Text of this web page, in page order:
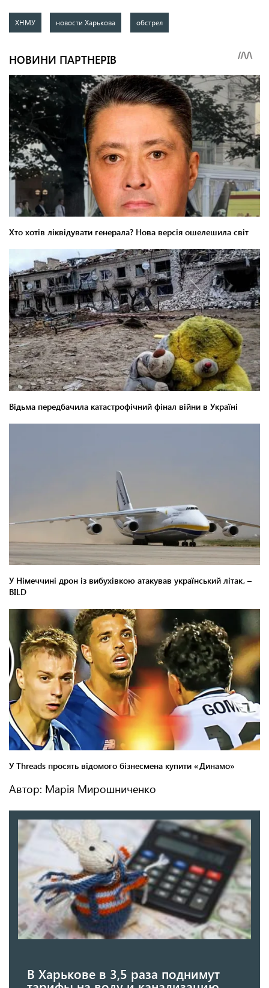
ХНМУ новости Харькова обстрел
Автор: Марія Мирошниченко
В Харькове в 3,5 раза поднимут